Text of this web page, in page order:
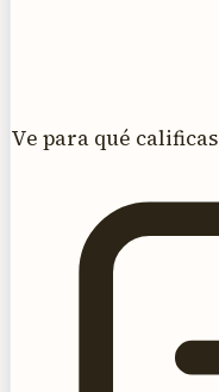
Ve para qué calificas